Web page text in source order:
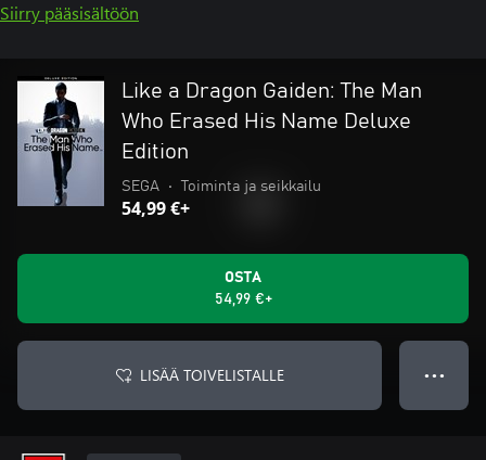
Siirry pääsisältöön
Like a Dragon Gaiden: The Man
Who Erased His Name Deluxe
Edition
SEGA • Toiminta ja seikkailu
54,99 €+
OSTA
54,99 €+
LISÄÄ TOIVELISTALLE ● ● ●